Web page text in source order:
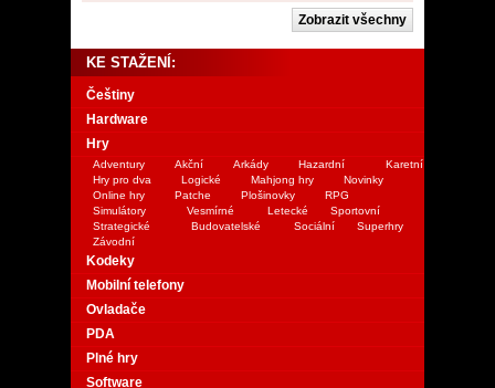
KE STAŽENÍ:
Češtiny
Hardware
Hry
Adventury Akční Arkády Hazardní
Karetní
Hry pro dva
Logické Mahjong hry
Novinky
Online hry
Patche Plošinovky
RPG
Simulátory
Vesmírné Letecké
Sportovní
Strategické
Budovatelské Sociální
Superhry
Závodní
Kodeky
Mobilní telefony
Ovladače
PDA
Plné hry
Software